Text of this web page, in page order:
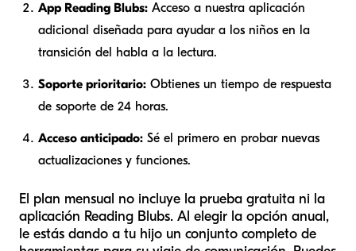
App Reading Blubs: Acceso a nuestra aplicación
adicional diseñada para ayudar a los niños en la
transición del habla a la lectura.
Soporte prioritario: Obtienes un tiempo de respuesta
de soporte de 24 horas.
Acceso anticipado: Sé el primero en probar nuevas
actualizaciones y funciones.
El plan mensual no incluye la prueba gratuita ni la
aplicación Reading Blubs. Al elegir la opción anual,
le estás dando a tu hijo un conjunto completo de